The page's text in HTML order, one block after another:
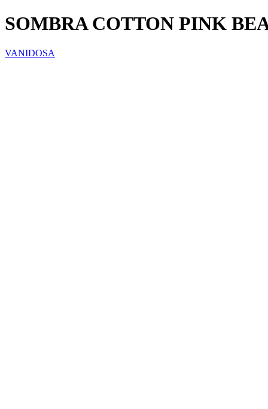
SOMBRA COTTON PINK
VANIDOSA